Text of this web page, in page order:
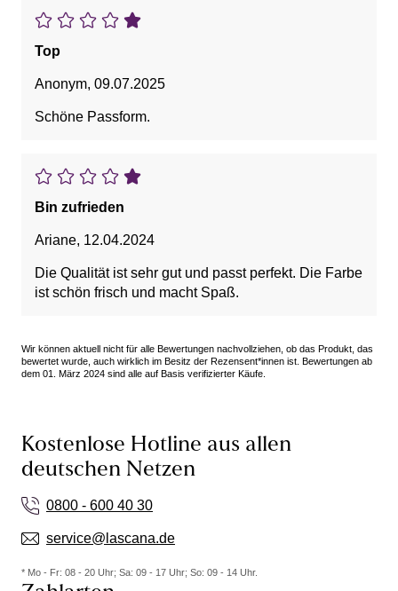
Top
Anonym, 09.07.2025
Schöne Passform.
Bin zufrieden
Ariane, 12.04.2024
Die Qualität ist sehr gut und passt perfekt. Die Farbe
ist schön frisch und macht Spaß.
Wir können aktuell nicht für alle Bewertungen nachvollziehen, ob das Produkt, das
bewertet wurde, auch wirklich im Besitz der Rezensent*innen ist. Bewertungen ab
dem 01. März 2024 sind alle auf Basis verifizierter Käufe.
Kostenlose Hotline aus allen
deutschen Netzen
0800 - 600 40 30
service@lascana.de
* Mo - Fr: 08 - 20 Uhr; Sa: 09 - 17 Uhr; So: 09 - 14 Uhr.